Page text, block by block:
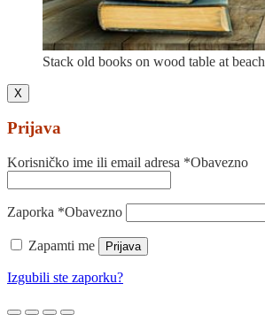
Stack old books on wood table at beach
X
Prijava
Korisničko ime ili email adresa *Obavezno
Zaporka *Obavezno
Zapamti me Prijava
Izgubili ste zaporku?